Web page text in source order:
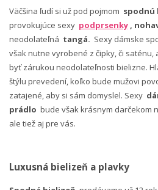
Väčšina ľudí si už pod pojmom spodnú
provokujúce sexy podprsenky ,
neodolateľná tangá. Sexy dámske
však nutne vyrobené z čipky, či saténu,
byť zárukou neodolateľnosti bielizne.
štýlu prevedení, koľko bude mužovi
zatajené, aby si sám domyslel. Sexy
prádlo bude však krásnym darčekom
ale tiež aj pre vás.
Luxusná bielizeň a plavky